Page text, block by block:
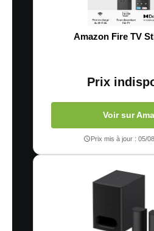
Amazon Fire TV
Prix
Voir sur
Prix mis à jour : 05/